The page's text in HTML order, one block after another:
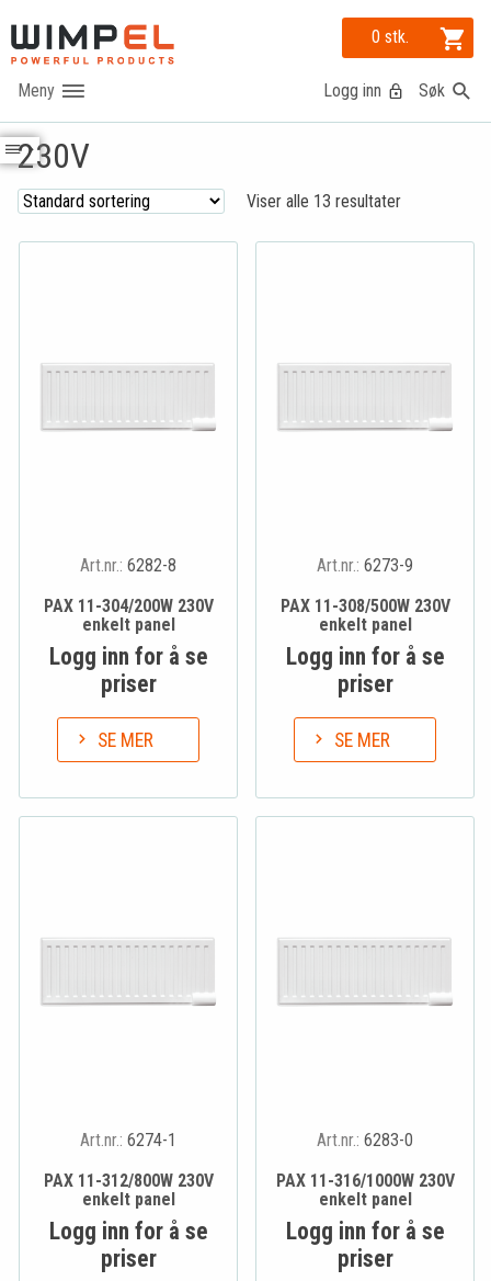
Søk
0 stk.
Logg inn
230V
Viser alle 13 resultater
Art.nr.: 6282-8
PAX 11-304/200W 230V
enkelt panel
Logg inn for å se
priser
SE MER
Art.nr.: 6273-9
PAX 11-308/500W 230V
enkelt panel
Logg inn for å se
priser
SE MER
Art.nr.: 6274-1
PAX 11-312/800W 230V
enkelt panel
Logg inn for å se
priser
Art.nr.: 6283-0
PAX 11-316/1000W 230V
enkelt panel
Logg inn for å se
priser